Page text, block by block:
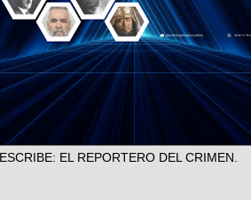
ESCRIBE: EL REPORTERO DEL CRIMEN.